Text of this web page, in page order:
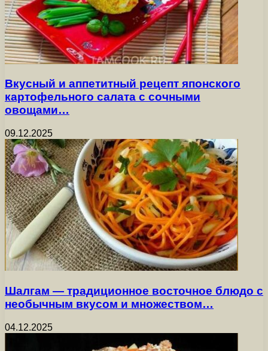
Вкусный и аппетитный рецепт японского
картофельного салата с сочными
овощами…
09.12.2025
Шалгам — традиционное восточное блюдо с
необычным вкусом и множеством…
04.12.2025